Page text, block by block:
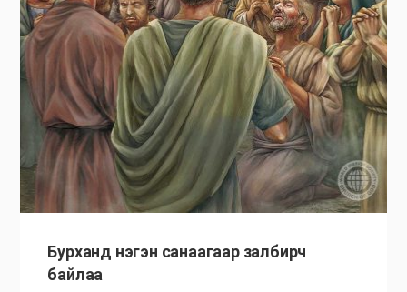
Бурханд нэгэн санаагаар залбирч
байлаа